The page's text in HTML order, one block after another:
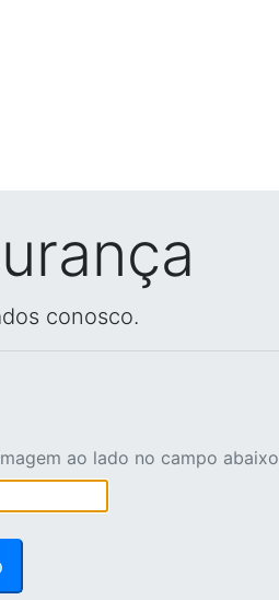
conosco.
ao lado no campo abaixo